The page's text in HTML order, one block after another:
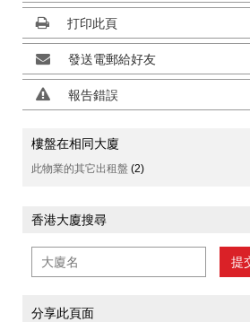
打印此頁
發送電郵給好友
報告錯誤
樓盤在相同大廈
此物業的其它出租盤 (2)
香港大廈搜尋
提
分享此頁面